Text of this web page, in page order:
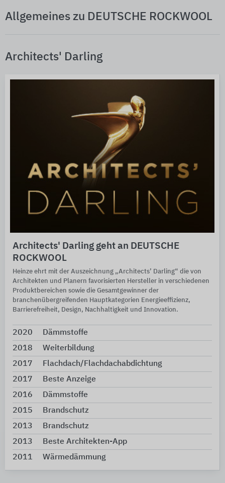
Allgemeines zu DEUTSCHE ROCKWOOL
Architects' Darling
Architects' Darling geht an DEUTSCHE
ROCKWOOL
Heinze ehrt mit der Auszeichnung „Architects’ Darling“ die von
Architekten und Planern favorisierten Hersteller in verschiedenen
Produktbereichen sowie die Gesamtgewinner der
branchenübergreifenden Hauptkategorien Energieeffizienz,
Barrierefreiheit, Design, Nachhaltigkeit und Innovation.
2020
Dämmstoffe
2018
Weiterbildung
2017
Flachdach/Flachdachabdichtung
2017
Beste Anzeige
2016
Dämmstoffe
2015
Brandschutz
2013
Brandschutz
2013
Beste Architekten-App
2011
Wärmedämmung